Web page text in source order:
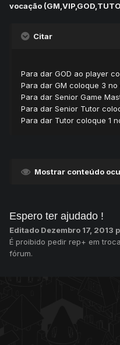
vocação
Citar
Para dar GOD ao player
Para dar GM coloque 3 no
Para dar Senior Game
Para dar Senior Tutor
Para dar Tutor coloque 1
Mostrar conteúdo
Espero ter ajudado !
Editado Dezembro 17, 2013
É proibido pedir rep+ em
fórum.